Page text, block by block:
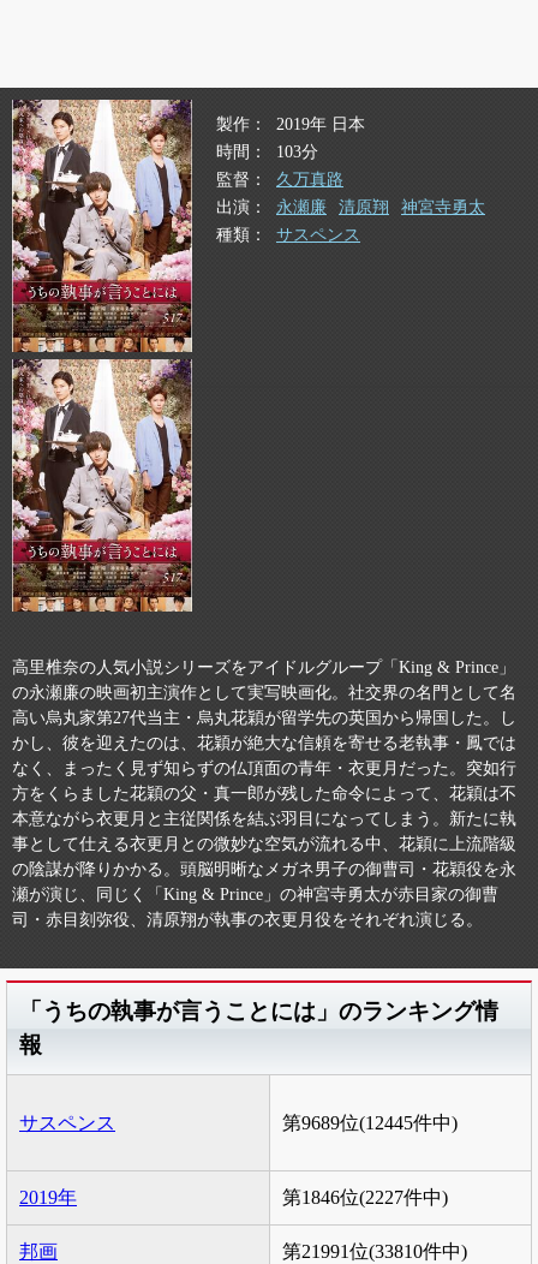
製作
2019年 日本
時間
103分
監督
久万真路
出演
永瀬廉 清原翔
神宮寺勇太
種類
サスペンス
高里椎奈の人気小説シリーズをアイドルグループ「King & Prince」
の永瀬廉の映画初主演作として実写映画化。社交界の名門として名
高い烏丸家第27代当主・烏丸花穎が留学先の英国から帰国した。し
かし、彼を迎えたのは、花穎が絶大な信頼を寄せる老執事・鳳では
なく、まったく見ず知らずの仏頂面の青年・衣更月だった。突如行
方をくらました花穎の父・真一郎が残した命令によって、花穎は不
本意ながら衣更月と主従関係を結ぶ羽目になってしまう。新たに執
事として仕える衣更月との微妙な空気が流れる中、花穎に上流階級
の陰謀が降りかかる。頭脳明晰なメガネ男子の御曹司・花穎役を永
瀬が演じ、同じく「King & Prince」の神宮寺勇太が赤目家の御曹
司・赤目刻弥役、清原翔が執事の衣更月役をそれぞれ演じる。
「うちの執事が言うことには」のランキング情
報
サスペンス 第9689位(12445件中)
2019年 第1846位(2227件中)
邦画 第21991位(33810件中)